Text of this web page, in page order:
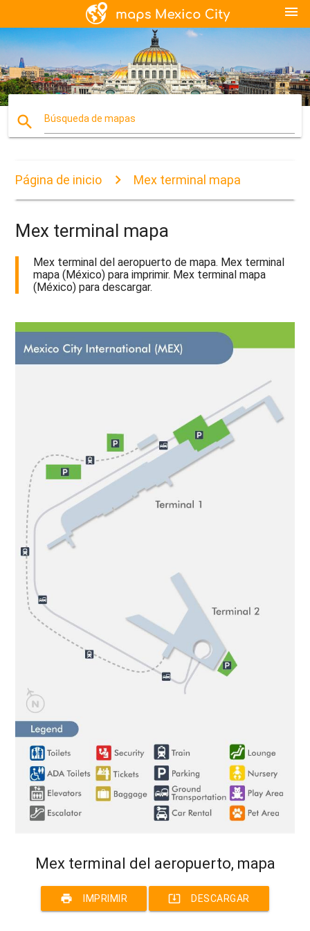
menu
search Búsqueda de mapas
Página de inicio Mex terminal mapa
Mex terminal mapa
Mex terminal del aeropuerto de mapa. Mex terminal
mapa (México) para imprimir. Mex terminal mapa
(México) para descargar.
Mex terminal del aeropuerto, mapa
print IMPRIMIR system_update_alt DESCARGAR